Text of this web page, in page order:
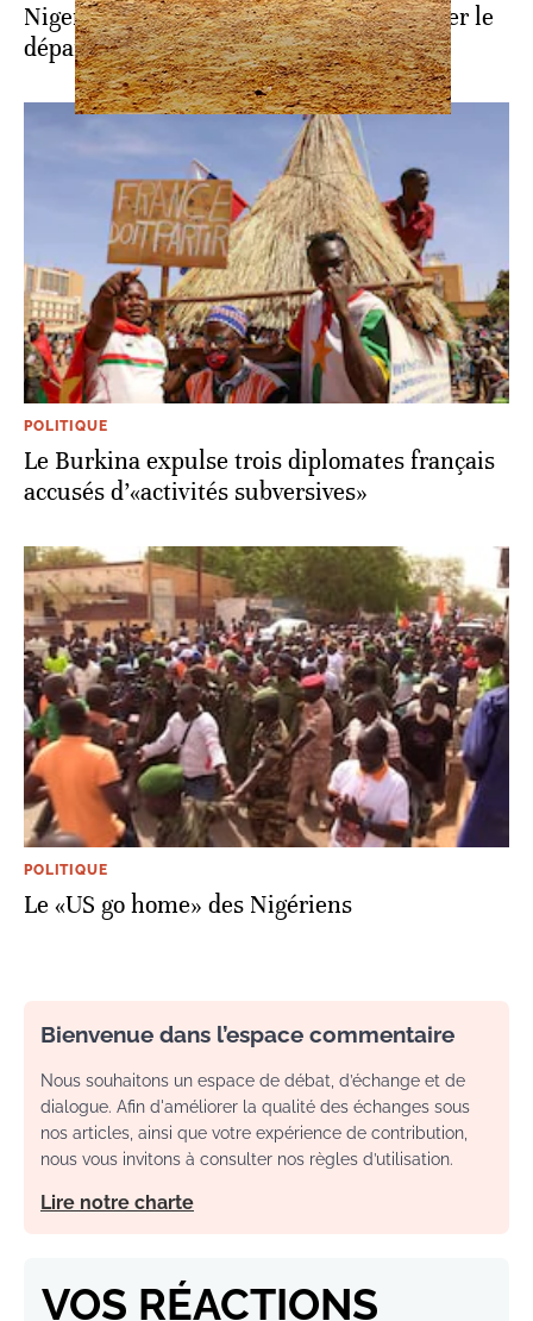
Niger: manifestation à Agadez pour exiger le
départ des soldats américains
POLITIQUE
Le Burkina expulse trois diplomates français
accusés d’«activités subversives»
POLITIQUE
Le «US go home» des Nigériens
Bienvenue dans l’espace commentaire
Nous souhaitons un espace de débat, d’échange et de
dialogue. Afin d'améliorer la qualité des échanges sous
nos articles, ainsi que votre expérience de contribution,
nous vous invitons à consulter nos règles d’utilisation.
Lire notre charte
VOS RÉACTIONS